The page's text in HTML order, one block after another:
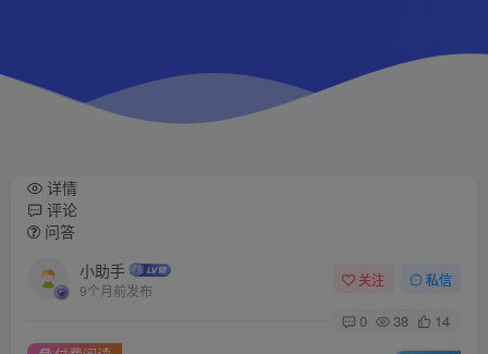
详情
评论
问答
小助手
9个月前发布
关注 私信
0 38
14